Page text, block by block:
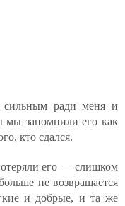
сильным ради меня и
мы запомнили его как
кто сдался.
его — слишком
не возвращается
и добрые, и та же